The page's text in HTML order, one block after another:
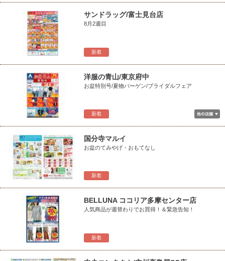
新着
サンドラッグ/富士見台店
8月2週目
新着
洋服の青山/東京府中
お盆特別号/夏物バーゲン/ブライダルフェア
新着
国分寺マルイ
お盆のてみやげ・おもてなし
新着
BELLUNA ココリア多摩センター店
人気商品が週替わりでお買得！＆緊急告知！